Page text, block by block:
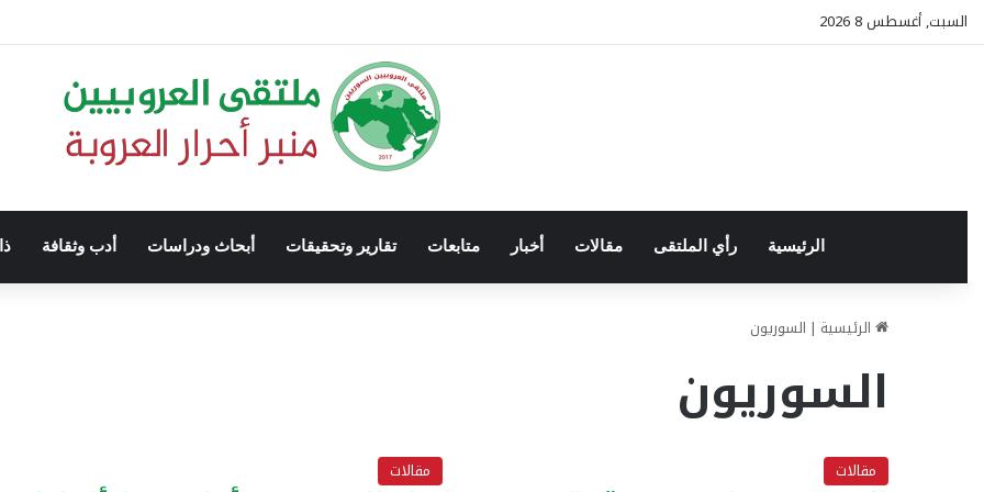
السبت, أغسطس 8 2026
الرئيسية رأي الملتقى مقالات أخبار متابعات تقارير وتحقيقات أبحاث ودراسات أدب وثقافة
الرئيسية | السوريون
السوريون
مقالات مقالات